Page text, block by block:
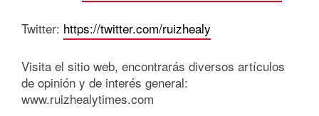
Twitter: https://twitter.com/ruizhealy
Visita el sitio web, encontrarás diversos artículos
de opinión y de interés general:
www.ruizhealytimes.com